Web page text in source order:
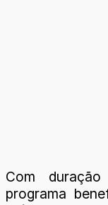
Com
programa